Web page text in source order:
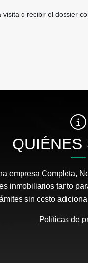
o recibir el dossier
QUIÉNES
empresa Completa,
inmobiliarios tanto
sin costo
Políticas de